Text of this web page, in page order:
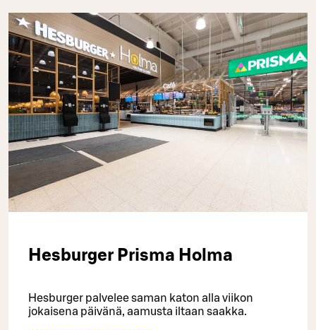
Hesburger Prisma Holma
Hesburger palvelee saman katon alla viikon
jokaisena päivänä, aamusta iltaan saakka.